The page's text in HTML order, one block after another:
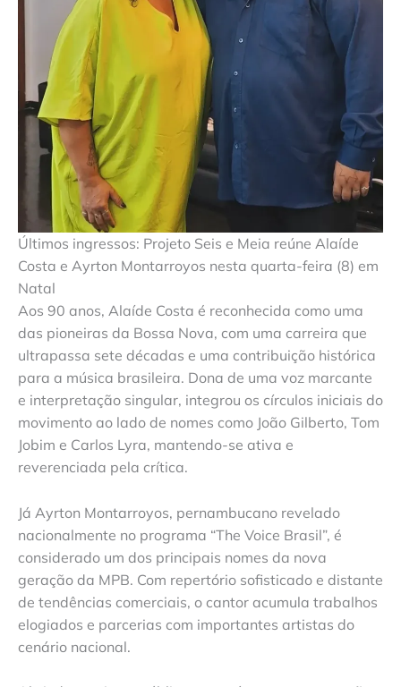
Últimos ingressos: Projeto Seis e Meia reúne Alaíde
Costa e Ayrton Montarroyos nesta quarta-feira (8) em
Natal
Aos 90 anos, Alaíde Costa é reconhecida como uma
das pioneiras da Bossa Nova, com uma carreira que
ultrapassa sete décadas e uma contribuição histórica
para a música brasileira. Dona de uma voz marcante
e interpretação singular, integrou os círculos iniciais do
movimento ao lado de nomes como João Gilberto, Tom
Jobim e Carlos Lyra, mantendo-se ativa e
reverenciada pela crítica.
Já Ayrton Montarroyos, pernambucano revelado
nacionalmente no programa “The Voice Brasil”, é
considerado um dos principais nomes da nova
geração da MPB. Com repertório sofisticado e distante
de tendências comerciais, o cantor acumula trabalhos
elogiados e parcerias com importantes artistas do
cenário nacional.